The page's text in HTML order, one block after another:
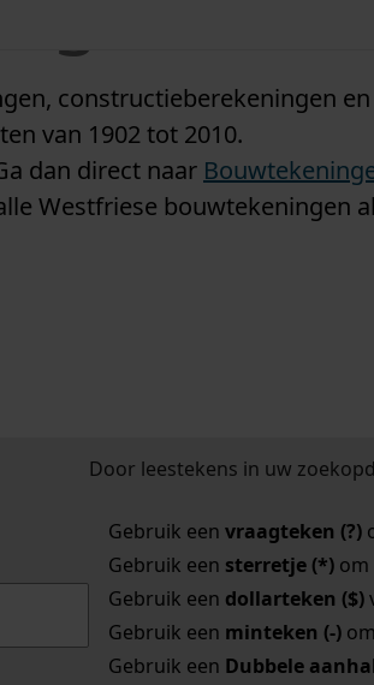
constructieberekeningen
van 1902 tot 2010.
dan direct naar
Westfriese bouwtekeningen
Door leestekens in uw
Gebruik een vraagteken (?)
Gebruik een sterretje (*)om
Gebruik een dollarteken ($)
Gebruik een minteken (-)
Gebruik een Dubbele